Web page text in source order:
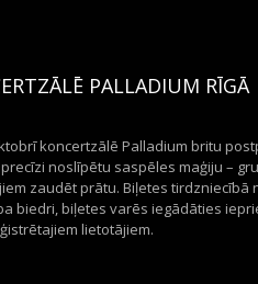
PALLADIUM RĪGĀ
koncertzālē Palladium britu
noslīpētu saspēles maģiju –
zaudēt prātu. Biļetes tirdzniecībā
biedri, biļetes varēs iegādāties
lietotājiem.